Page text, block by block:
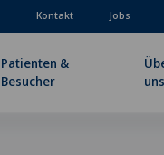
Kontakt Jobs
Patienten &
Besucher
uns